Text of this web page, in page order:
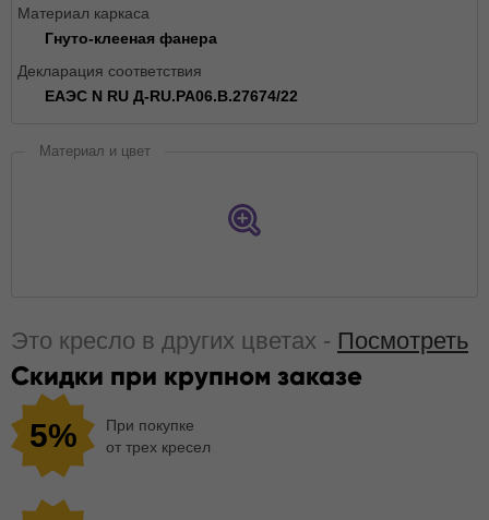
Материал каркаса
Гнуто-клееная фанера
Декларация соответствия
ЕАЭС N RU Д-RU.РА06.В.27674/22
Материал и цвет
Это кресло в других цветах - Посмотреть
Скидки при крупном заказе
5%
При покупке
от трех кресел